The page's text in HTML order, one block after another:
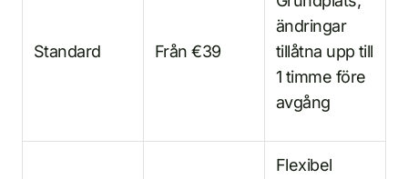
Standard Från €39
ändringar
tillåtna upp till
1 timme före
avgång
Flexibel